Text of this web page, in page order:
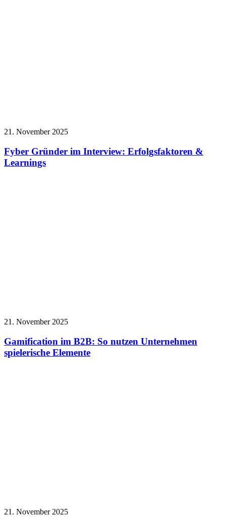
21. November 2025
Fyber Gründer im Interview: Erfolgsfaktoren &
Learnings
21. November 2025
Gamification im B2B: So nutzen Unternehmen
spielerische Elemente
21. November 2025